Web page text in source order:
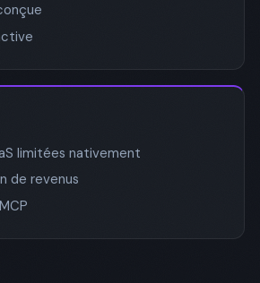
limitées nativement
de revenus